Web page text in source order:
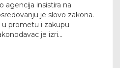
agencija insistira na
je slovo zakona.
prometu i zakupu
je izri...